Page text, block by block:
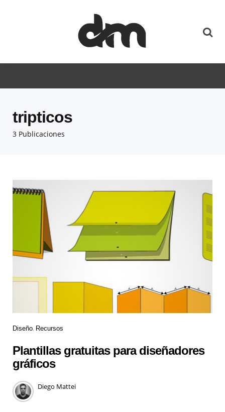
3 Publicaciones
tripticos
Diseño Recursos
Plantillas gratuitas para diseñadores
gráficos
Diego Mattei